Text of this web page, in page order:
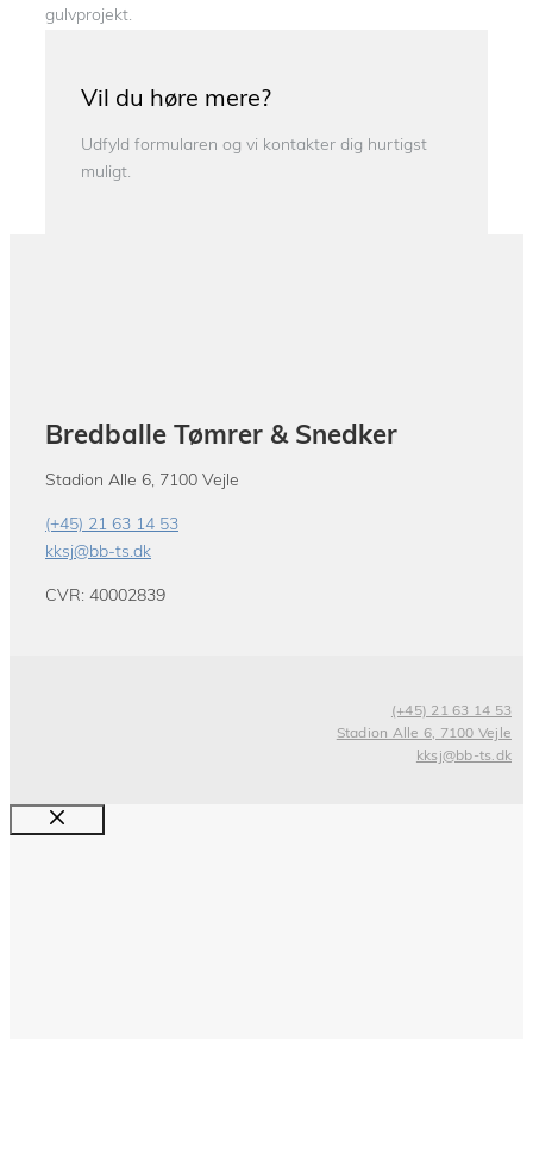
gulvprojekt.
Vil du høre mere?
Udfyld formularen og vi kontakter dig hurtigst
muligt.
Bredballe Tømrer & Snedker
Stadion Alle 6, 7100 Vejle
(+45) 21 63 14 53
kksj@bb-ts.dk
CVR: 40002839
(+45) 21 63 14 53
Stadion Alle 6, 7100 Vejle
kksj@bb-ts.dk
Luk